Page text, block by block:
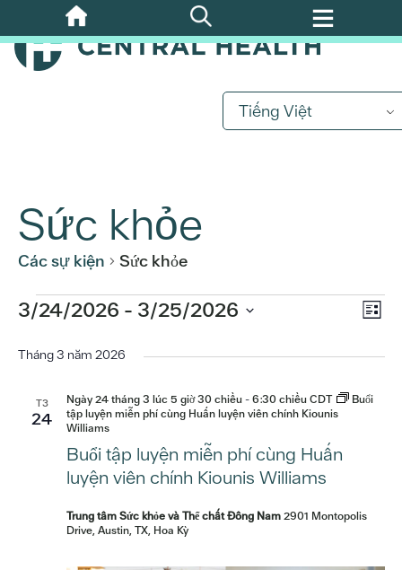
qua
nội
Tiếng Việt
Sức khỏe
Các sự kiện Sức khỏe
Các
sự
kiện
Sự
Danh
3/24/2026 - 3/25/2026
ngày.
Tháng 3 năm 2026
T3
24
Buổi tập luyện miễn phí cùng Huấn
luyện viên chính Kiounis Williams
Ngày 24 tháng 3 lúc 5 giờ 30 chiều-6:30 chiều CDT
Buổi
tập luyện miễn phí cùng Huấn luyện viên chính Kiounis
Williams
Trung tâm Sức khỏe và Thể chất Đông Nam2901 Montopolis
Drive, Austin, TX, Hoa Kỳ